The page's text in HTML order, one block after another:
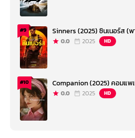
#9 Sinners (2025) ซินเนอร์ส (พ
0.0 2025 HD
#10 Companion (2025) คอมแพ
0.0 2025 HD